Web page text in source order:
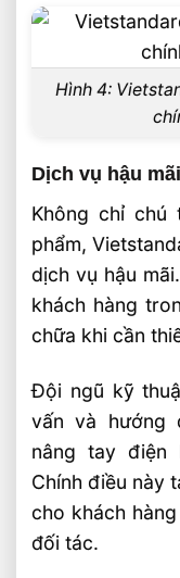
Hình 4:
Dịch vụ hậu
Không chỉ chú
phẩm,
dịch vụ hậu
khách hàng
chữa khi cần
Đội ngũ kỹ
vấn và hướng
nâng tay điện
Chính điều này
cho khách
đối tác.